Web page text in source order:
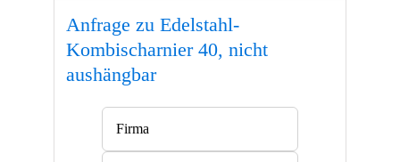
Anfrage zu Edelstahl-
Kombischarnier 40, nicht
aushängbar